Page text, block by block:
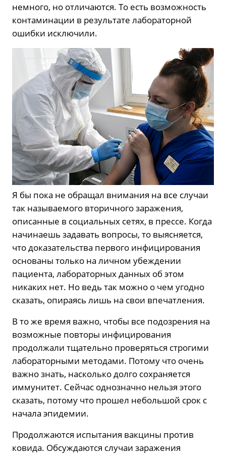
немного, но отличаются. То есть возможность
контаминации в результате лабораторной
ошибки исключили.
Я бы пока не обращал внимания на все случаи
так называемого вторичного заражения,
описанные в социальных сетях, в прессе. Когда
начинаешь задавать вопросы, то выясняется,
что доказательства первого инфицирования
основаны только на личном убеждении
пациента, лабораторных данных об этом
никаких нет. Но ведь так можно о чем угодно
сказать, опираясь лишь на свои впечатления.
В то же время важно, чтобы все подозрения на
возможные повторы инфицирования
продолжали тщательно проверяться строгими
лабораторными методами. Потому что очень
важно знать, насколько долго сохраняется
иммунитет. Сейчас однозначно нельзя этого
сказать, потому что прошел небольшой срок с
начала эпидемии.
Продолжаются испытания вакцины против
ковида. Обсуждаются случаи заражения